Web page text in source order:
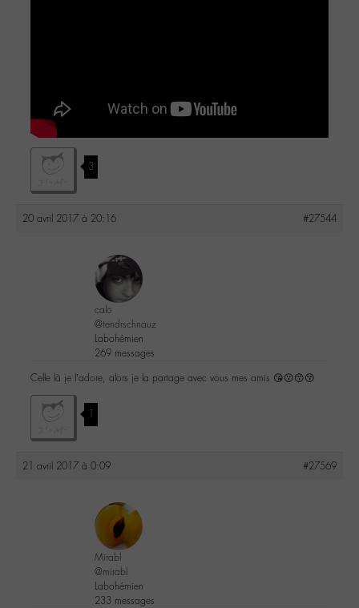
3
20 avril 2017 à 20:16 #27544
calo
@tendrschnauz
Labohémien
269 messages
Celle là je l’adore, alors je la partage avec vous mes amis 😘😗😙😚
1
21 avril 2017 à 0:09 #27569
Mirabl
@mirabl
Labohémien
233 messages